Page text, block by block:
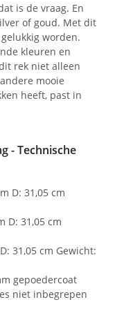
is de vraag. En
of goud. Met dit
worden.
kleuren en
rek niet alleen
mooie
heeft, past in
- Technische
D: 31,05 cm
D: 31,05 cm
31,05 cm Gewicht:
gepoedercoat
niet inbegrepen